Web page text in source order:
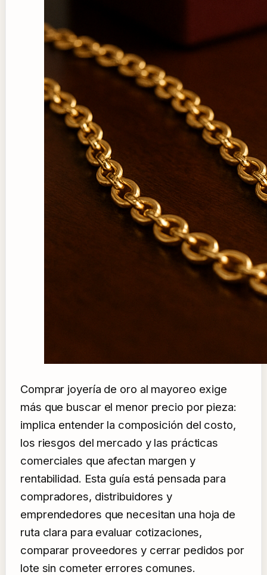
Comprar joyería de oro al mayoreo exige
más que buscar el menor precio por pieza:
implica entender la composición del costo,
los riesgos del mercado y las prácticas
comerciales que afectan margen y
rentabilidad. Esta guía está pensada para
compradores, distribuidores y
emprendedores que necesitan una hoja de
ruta clara para evaluar cotizaciones,
comparar proveedores y cerrar pedidos por
lote sin cometer errores comunes.